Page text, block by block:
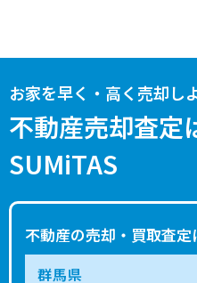
お家を早く・高く売却し
不動産売却査定
SUMiTAS
不動産の売却・買取査定